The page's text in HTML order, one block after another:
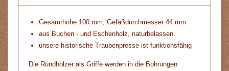
Gesamthöhe 100 mm, Gefäßdurchmesser 44 mm
aus Buchen - und Eschenholz, naturbelassen.
unsere historische Traubenpresse ist funktionsfähig
Die Rundhölzer als Griffe werden in die Bohrungen